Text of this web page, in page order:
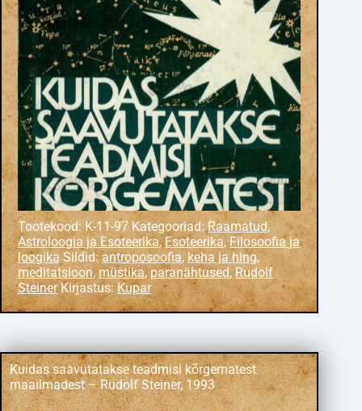
Tootekood:K-11-97 Kategooriad:Raamatud,
Astroloogia ja Esoteerika,Esoteerika,Filosoofia ja
loogika Sildid:antroposoofia,keha ja hing,
meditatsioon,müstika,paranähtused,Rudolf
Steiner Kirjastus:Kupar
Kuidas saavutatakse teadmisi kõrgematest
maailmadest – Rudolf Steiner, 1993